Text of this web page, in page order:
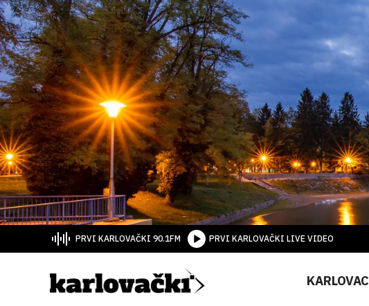
PRVI KARLOVAČKI 90.1FM PRVI KARLOVAČKI LIVE VIDEO
KARLOVAC